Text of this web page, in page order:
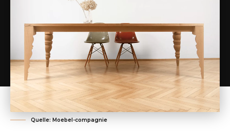
Quelle: Moebel-compagnie